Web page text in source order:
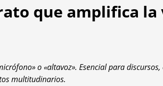
que amplifica la
o «altavoz». Esencial para discursos,
multitudinarios.